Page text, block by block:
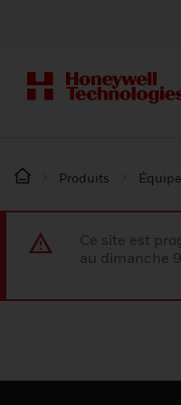
Produits
Ce site est
au dimanche